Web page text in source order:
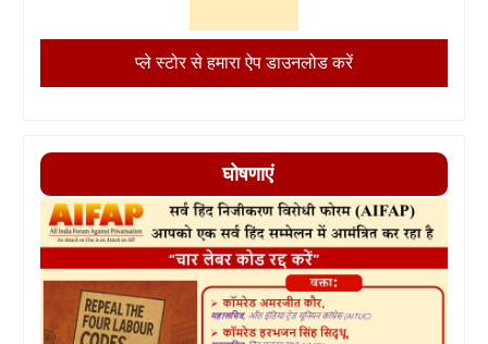
प्ले स्टोर से हमारा ऐप डाउनलोड करें
घोषणाएं